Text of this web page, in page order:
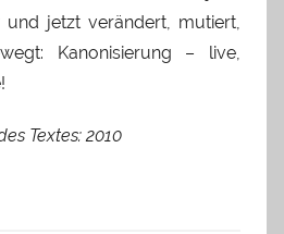
und jetzt verändert, mutiert,
Kanonisierung – live,
Textes: 2010